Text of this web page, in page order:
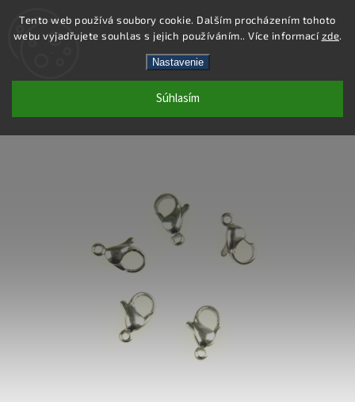
Tento web používá soubory cookie. Dalším procházením tohoto
webu vyjadřujete souhlas s jejich používáním.. Více informacízde.
Nastavenie
Súhlasím
Hľadať
PA001 - KARABÍNA 9 MM